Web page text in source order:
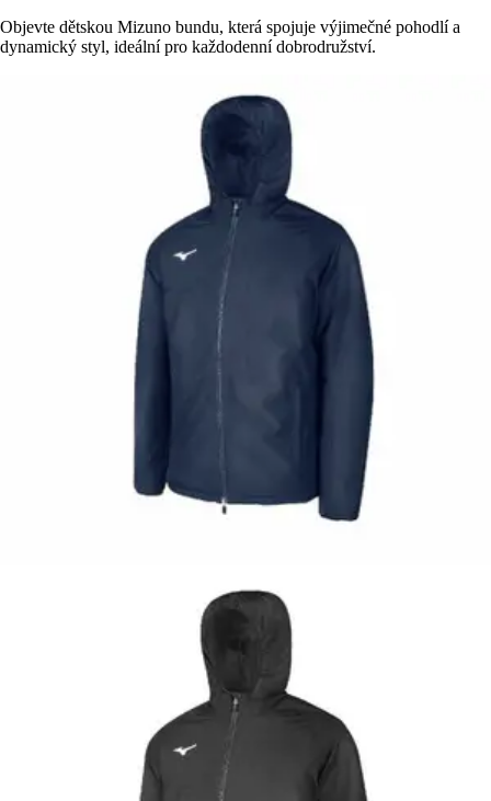
Objevte dětskou Mizuno bundu, která spojuje výjimečné pohodlí a
dynamický styl, ideální pro každodenní dobrodružství.